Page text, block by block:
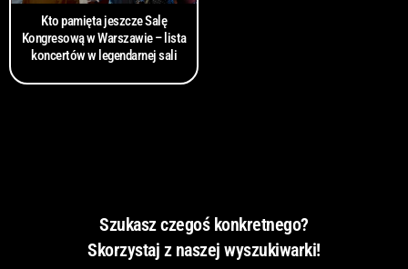
Kto pamięta jeszcze Salę
Kongresową w Warszawie – lista
koncertów w legendarnej sali
Szukasz czegoś konkretnego?
Skorzystaj z naszej wyszukiwarki!